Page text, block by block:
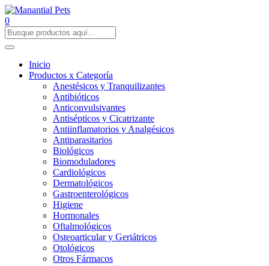
0
Inicio
Productos x Categoría
Anestésicos y Tranquilizantes
Antibióticos
Anticonvulsivantes
Antisépticos y Cicatrizante
Antiinflamatorios y Analgésicos
Antiparasitarios
Biológicos
Biomoduladores
Cardiológicos
Dermatológicos
Gastroenterológicos
Higiene
Hormonales
Oftalmológicos
Osteoarticular y Geriátricos
Otológicos
Otros Fármacos